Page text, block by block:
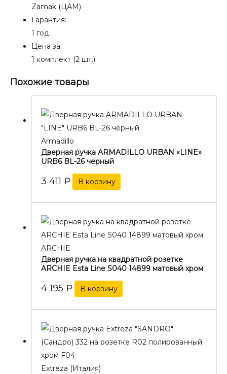
Zamak (ЦАМ)
Гарантия:
1 год
Цена за:
1 комплект (2 шт.)
Похожие товары
Armadillo
Дверная ручка ARMADILLO URBAN «LINE»
URB6 BL-26 черный
3 411 ₽ В корзину
ARCHIE
Дверная ручка на квадратной розетке
ARCHIE Esta Line S040 14899 матовый хром
4 195 ₽ В корзину
Extreza (Италия)